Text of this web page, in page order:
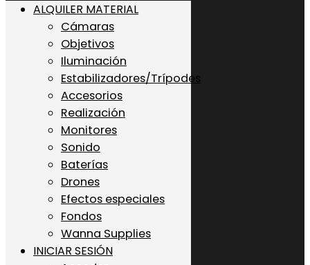
ALQUILER MATERIAL
Cámaras
Objetivos
Iluminación
Estabilizadores/Trípodes
Accesorios
Realización
Monitores
Sonido
Baterías
Drones
Efectos especiales
Fondos
Wanna Supplies
INICIAR SESIÓN